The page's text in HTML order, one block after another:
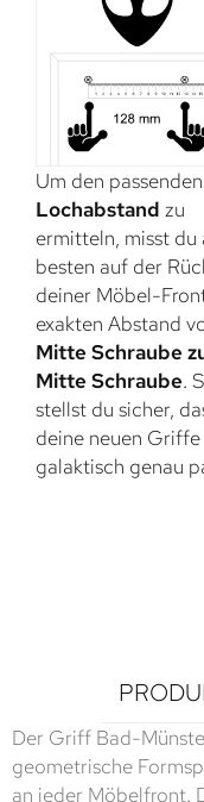
Um den passenden
Lochabstand zu
ermitteln, misst du
besten auf der
deiner Möbel-
exakten Abstand
Mitte Schraube
Mitte Schraube.
stellst du sicher,
deine neuen Griffe
galaktisch genau
Der Griff Bad-
geometrische
an jeder Möbelfront.